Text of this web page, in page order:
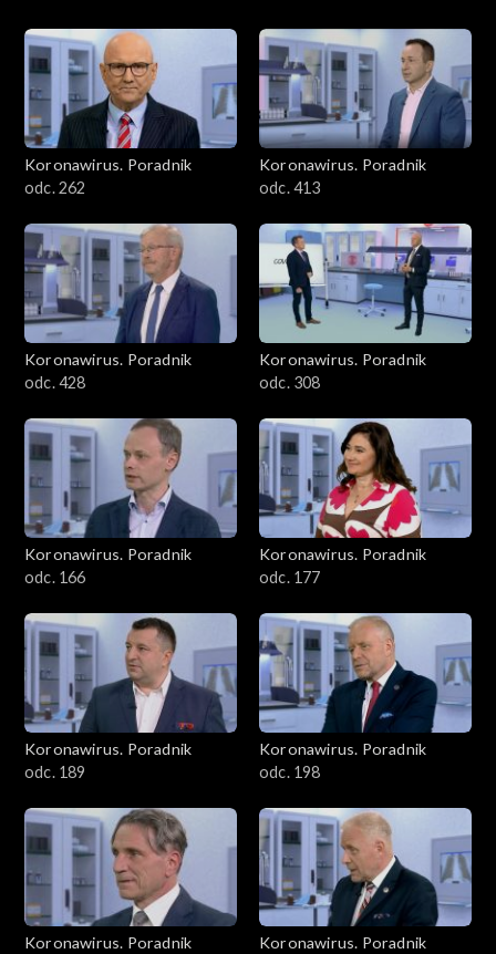
Koronawirus. Poradnik
odc. 262
Koronawirus. Poradnik
odc. 413
Koronawirus. Poradnik
odc. 428
Koronawirus. Poradnik
odc. 308
Koronawirus. Poradnik
odc. 166
Koronawirus. Poradnik
odc. 177
Koronawirus. Poradnik
odc. 189
Koronawirus. Poradnik
odc. 198
Koronawirus. Poradnik
Koronawirus. Poradnik